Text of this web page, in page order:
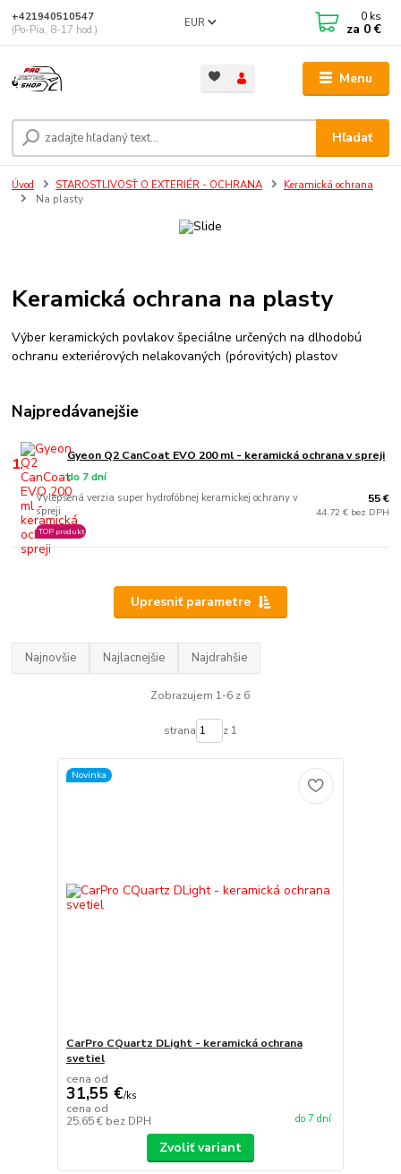
Menu
EUR
Hľadať
+421940510547
(Po-Pia, 8-17 hod.)
0 ks
za 0 €
Úvod STAROSTLIVOSŤ O EXTERIÉR - OCHRANA
Keramická ochrana
Na plasty
Keramická ochrana na plasty
Výber keramických povlakov špeciálne určených na dlhodobú
ochranu exteriérových nelakovaných (pórovitých) plastov
Najpredávanejšie
1. Gyeon Q2 CanCoat EVO 200 ml - keramická ochrana v spreji
Vylepšená verzia super hydrofóbnej keramickej ochrany v
spreji
do 7 dní
TOP produkt
55 €
44,72 € bez DPH
Upresniť parametre
Najnovšie Najlacnejšie Najdrahšie
Zobrazujem 1-6 z 6
strana z 1
Novinka
CarPro CQuartz DLight - keramická ochrana
svetiel
cena od
31,55 €/ks
cena od
25,65 € bez DPH do 7 dní
Zvoliť variant